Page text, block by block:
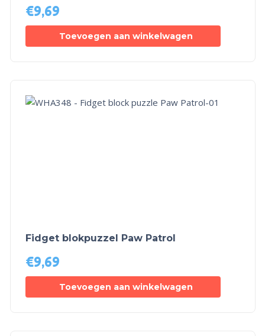
€9,69
Toevoegen aan winkelwagen
Fidget blokpuzzel Paw Patrol
€9,69
Toevoegen aan winkelwagen